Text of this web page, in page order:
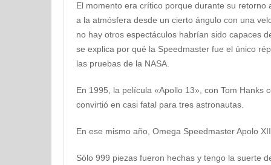
El momento era crítico porque durante su retorno
a la atmósfera desde un cierto ángulo con una
no hay otros espectáculos habrían sido capaces
se explica por qué la Speedmaster fue el único
las pruebas de la NASA.
En 1995, la película «Apollo 13», con Tom Hanks
convirtió en casi fatal para tres astronautas.
En ese mismo año, Omega Speedmaster Apolo
Sólo 999 piezas fueron hechas y tengo la suerte